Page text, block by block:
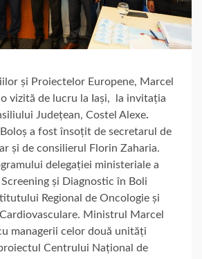
și Proiectelor Europene, Marcel
vizită de lucru la Iași,
la invitația
Județean, Costel Alexe.
a fost însoțit de secretarul de
și de consilierul Florin Zaharia.
delegației ministeriale a
și Diagnostic în Boli
Regional de Oncologie și
Ministrul Marcel
managerii celor două unități
Centrului Național de